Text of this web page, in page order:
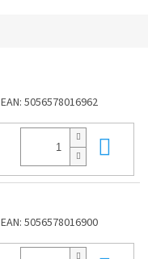
EAN: 5056578016962
EAN: 5056578016900